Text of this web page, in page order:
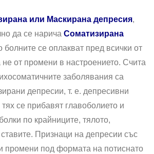
или Маскирана депресия,
да се нарича Соматизирана
болните се оплакват пред всички от
от промени в настроението. Счита
заболявания са
депресии, т. е. депресивни
се прибавят главоболието и
по крайниците, тялото,
Признаци на депресии със
промени под формата на потиснато